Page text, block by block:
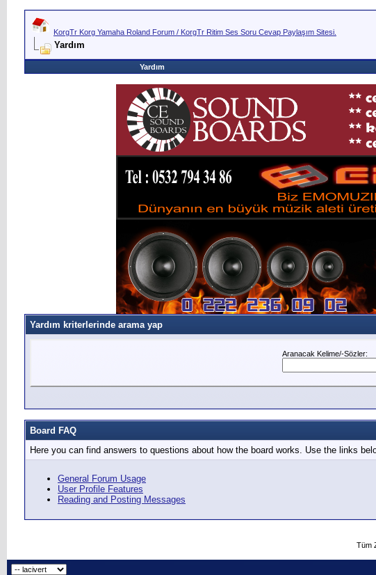
KorgTr Korg Yamaha Roland Forum / KorgTr Ritim Ses Soru Cevap Paylaşım Sitesi.
Yardım
Yardım
Yardım kriterlerinde arama yap
Aranacak Kelime/-Sözler:
Board FAQ
Here you can find answers to questions about how the board works. Use the links
General Forum Usage
User Profile Features
Reading and Posting Messages
Tüm